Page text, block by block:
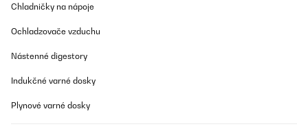
Chladničky na nápoje
Ochladzovače vzduchu
Nástenné digestory
Indukčné varné dosky
Plynové varné dosky